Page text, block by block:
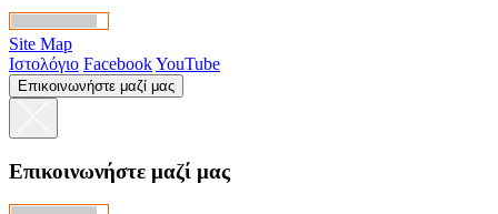
Site Map
Ιστολόγιο FacebookYouTube
Επικοινωνήστε μαζί μας
Επικοινωνήστε μαζί μας